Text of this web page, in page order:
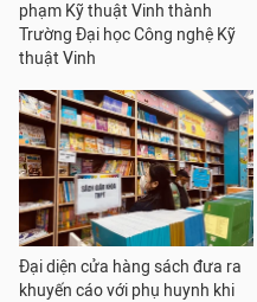
phạm Kỹ thuật Vinh thành
Trường Đại học Công nghệ Kỹ
thuật Vinh
Đại diện cửa hàng sách đưa ra
khuyến cáo với phụ huynh khi